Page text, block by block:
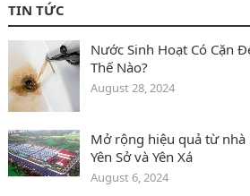
TIN TỨC
Nước Sinh Hoạt Có Cặn
Thế Nào?
August 28, 2024
Mở rộng hiệu quả từ
Yên Sở và Yên Xá
August 6, 2024